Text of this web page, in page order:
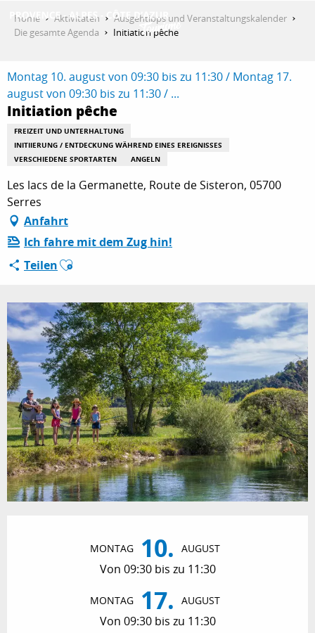
contenu
AKTIVITÄTEN
ESPACE PRO
Home Aktivitäten
Ausgehtipps und Veranstaltungskalender
Die gesamte Agenda
Initiation pêche
Montag 10. august von 09:30 bis zu 11:30 / Montag 17.
august von 09:30 bis zu 11:30 / ...
Initiation pêche
FREIZEIT UND UNTERHALTUNG
INITIIERUNG / ENTDECKUNG WÄHREND EINES EREIGNISSES
VERSCHIEDENE SPORTARTEN
ANGELN
Les lacs de la Germanette, Route de Sisteron, 05700
Serres
Anfahrt
Ich fahre mit dem Zug hin!
TeilenAjouter aux favoris
MONTAG 10. AUGUST
Von 09:30 bis zu 11:30
MONTAG 17. AUGUST
Von 09:30 bis zu 11:30